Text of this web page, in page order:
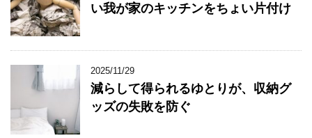
い我が家のキッチンをちょい片付け
2025/11/29
減らして得られるゆとりが、収納グ
ッズの失敗を防ぐ